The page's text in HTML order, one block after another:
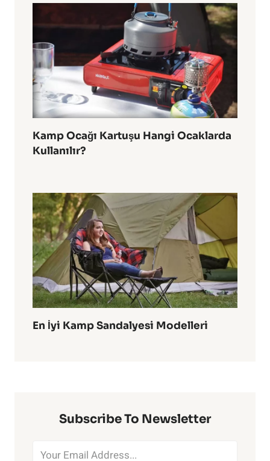
Kamp Ocağı Kartuşu Hangi Ocaklarda
Kullanılır?
En İyi Kamp Sandalyesi Modelleri
Subscribe To Newsletter